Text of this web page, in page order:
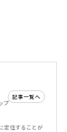
プ
記事一覧へ
定住することが